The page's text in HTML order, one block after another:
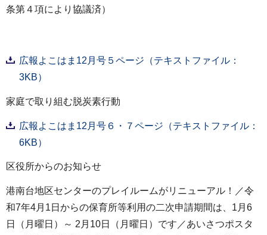
条第４項により協議済）
広報よこはま12月号５ページ（テキストファイル：
3KB）
家庭で取り組む脱炭素行動
広報よこはま12月号６・７ページ（テキストファイル：
6KB）
区役所からのお知らせ
港南台地区センターのプレイルームがリニューアル！／令
和7年4月1日からの保育所等利用の二次申請期間は、1月6
日（月曜日）～ 2月10日（月曜日）です／あいさつポスタ